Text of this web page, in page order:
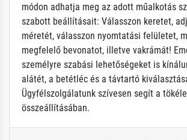
módon adhatja meg az adott műalkotás
szabott beállításait: Válasszon keretet,
méretét, válasszon nyomtatási felületet,
megfelelő bevonatot, illetve vakrámát!
személyre szabási lehetőségeket is
alátét, a betétléc és a távtartó
Ügyfélszolgálatunk szívesen segít a
összeállításában.